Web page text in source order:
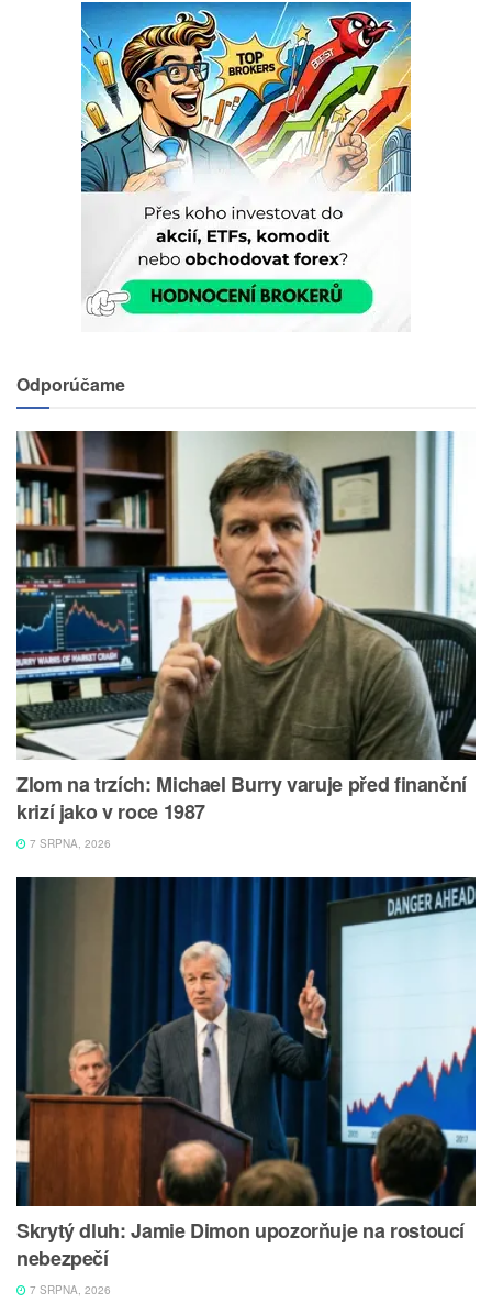
Odporúčame
Zlom na trzích: Michael Burry varuje před finanční
krizí jako v roce 1987
7 SRPNA, 2026
Skrytý dluh: Jamie Dimon upozorňuje na rostoucí
nebezpečí
7 SRPNA, 2026